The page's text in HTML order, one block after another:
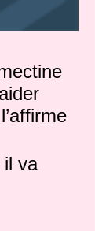
il va